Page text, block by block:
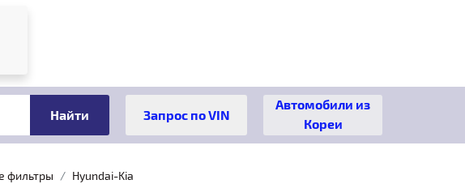
Автомобили из
Кореи
фильтры
Hyundai-Kia